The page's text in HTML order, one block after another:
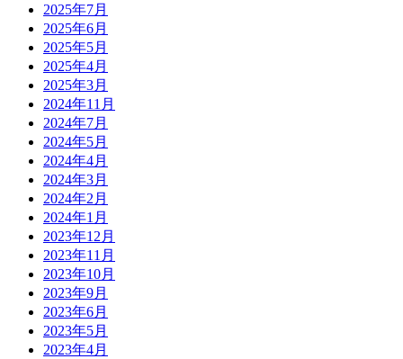
2025年7月
2025年6月
2025年5月
2025年4月
2025年3月
2024年11月
2024年7月
2024年5月
2024年4月
2024年3月
2024年2月
2024年1月
2023年12月
2023年11月
2023年10月
2023年9月
2023年6月
2023年5月
2023年4月